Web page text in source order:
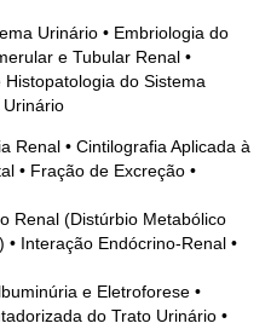
Urinário • Embriologia do
e Tubular Renal •
Histopatologia do Sistema
Urinário
Renal • CintilografiaAplicada à
• Fração de Excreção •
Renal (Distúrbio Metabólico
Interação Endócrino-Renal •
e Eletroforese •
do Trato Urinário •